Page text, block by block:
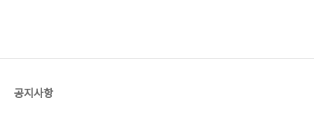
공지사항